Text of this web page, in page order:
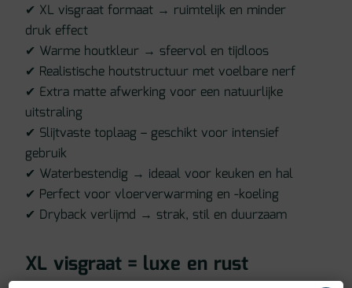
✔ XL visgraat formaat → ruimtelijk en minder
druk effect
✔ Warme houtkleur → sfeervol en tijdloos
✔ Realistische houtstructuur met voelbare nerf
✔ Extra matte afwerking voor een natuurlijke
uitstraling
✔ Slijtvaste toplaag – geschikt voor intensief
gebruik
✔ Waterbestendig → ideaal voor keuken en hal
✔ Perfect voor vloerverwarming en -koeling
✔ Dryback verlijmd → strak, stil en duurzaam
XL visgraat = luxe en rust